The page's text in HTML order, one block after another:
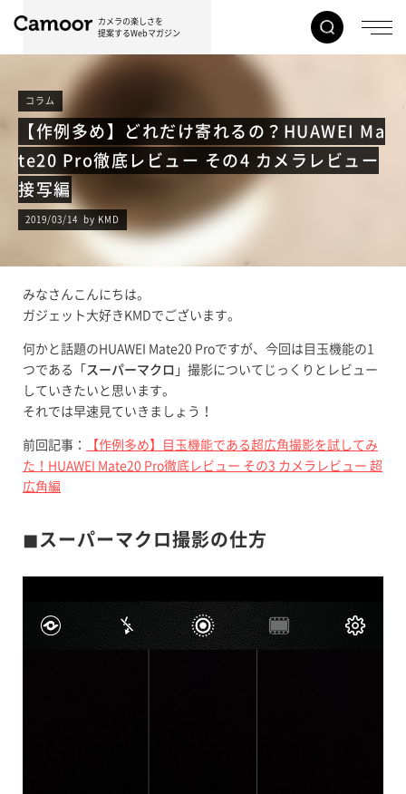
カメラの楽しさを
提案するWebマガジン
コラム
【作例多め】どれだけ寄れるの？HUAWEI Ma
te20 Pro徹底レビュー その4 カメラレビュー
接写編
2019/03/14 by KMD
みなさんこんにちは。
ガジェット大好きKMDでございます。
何かと話題のHUAWEI Mate20 Proですが、今回は目玉機能の1
つである「 スーパーマクロ 」撮影についてじっくりとレビュー
していきたいと思います。
それでは早速見ていきましょう！
前回記事：
【作例多め】目玉機能である超広角撮影を試してみ
た！HUAWEI Mate20 Pro徹底レビュー その3 カメラレビュー 超
広角編
◼︎スーパーマクロ撮影の仕方